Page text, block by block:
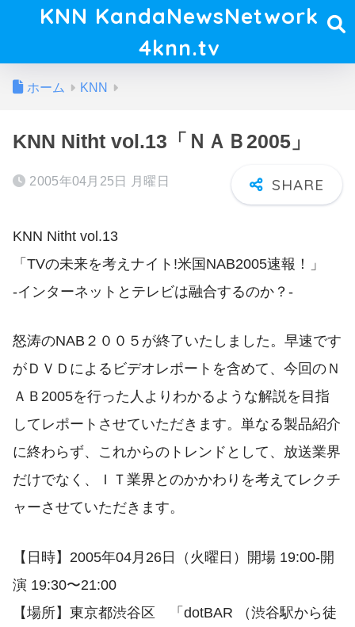
KNN KandaNewsNetwork
4knn.tv
ホーム KNN
KNN Nitht vol.13「ＮＡＢ2005」
2005年04月25日 月曜日
KNN Nitht vol.13
「TVの未来を考えナイト!米国NAB2005速報！」
-インターネットとテレビは融合するのか？-
怒涛のNAB２００５が終了いたしました。早速です
がＤＶＤによるビデオレポートを含めて、今回のＮ
ＡＢ2005を行った人よりわかるような解説を目指
してレポートさせていただきます。単なる製品紹介
に終わらず、これからのトレンドとして、放送業界
だけでなく、ＩＴ業界とのかかわりを考えてレクチ
ャーさせていただきます。
【日時】2005年04月26日（火曜日）開場 19:00-開
演 19:30〜21:00
【場所】東京都渋谷区 「dotBAR （渋谷駅から徒